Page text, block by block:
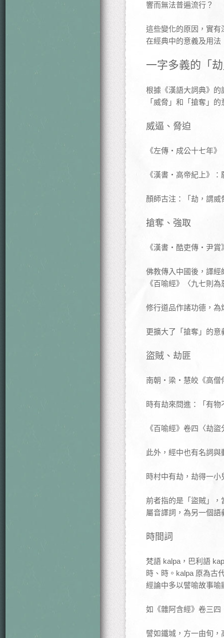
響而無法普遍流行？
這些變化的原因，實
在經典中的意義及用
一字多義的「
根據《漢語大詞典》
「威脅」和「搶奪」的
威逼、脅迫
《左傳‧成公十七年
《漢書‧高帝紀上》
顏師古注：「劫，謂威
搶奪、強取
《漢書‧酷吏傳‧尹賞
佛教傳入中國後，譯
《百喻經》〈九七則
修行道品作諸功德，
更擴大了「搶奪」的
盜賊、劫匪
南朝‧梁‧慧皎《高
時有劫來問進：「有
《百喻經》卷四〈劫
此外，經中也有名詞
時村中有劫，劫得一
前者指的是「盜賊」
屬音譯詞，為另一個語
時間詞
梵語 kalpa，巴利語
時、時。kalpa 原為古
經論中多以譬喻故事喻
如《雜阿含經》卷三四
譬如鐵城，方一由旬